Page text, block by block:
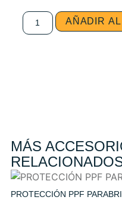
AÑADIR
MÁS
PROTECCIÓN PPF